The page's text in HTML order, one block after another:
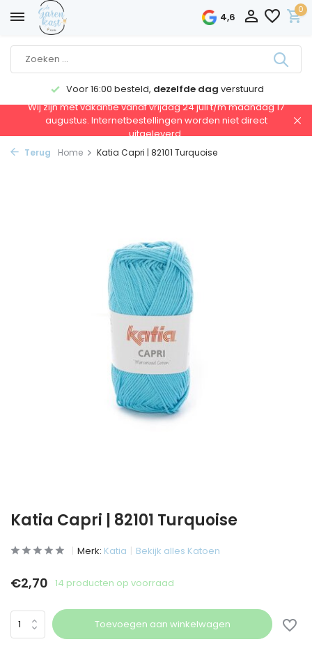
4,6
0
Voor 16:00 besteld, dezelfde dag verstuurd
Wij zijn met vakantie vanaf vrijdag 24 juli t/m maandag 17
augustus. Internetbestellingen worden niet direct
uitgeleverd.
Terug Home Katia Capri | 82101 Turquoise
Katia Capri | 82101 Turquoise
Merk: Katia Bekijk alles Katoen
€2,70 14 producten op voorraad
Toevoegen aan winkelwagen